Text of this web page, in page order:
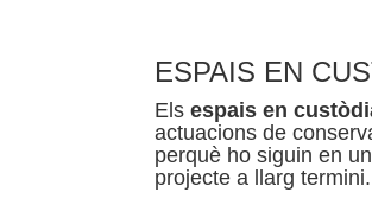
ESPAIS EN
Els espais en
actuacions de
perquè ho siguin en
projecte a llarg termini.